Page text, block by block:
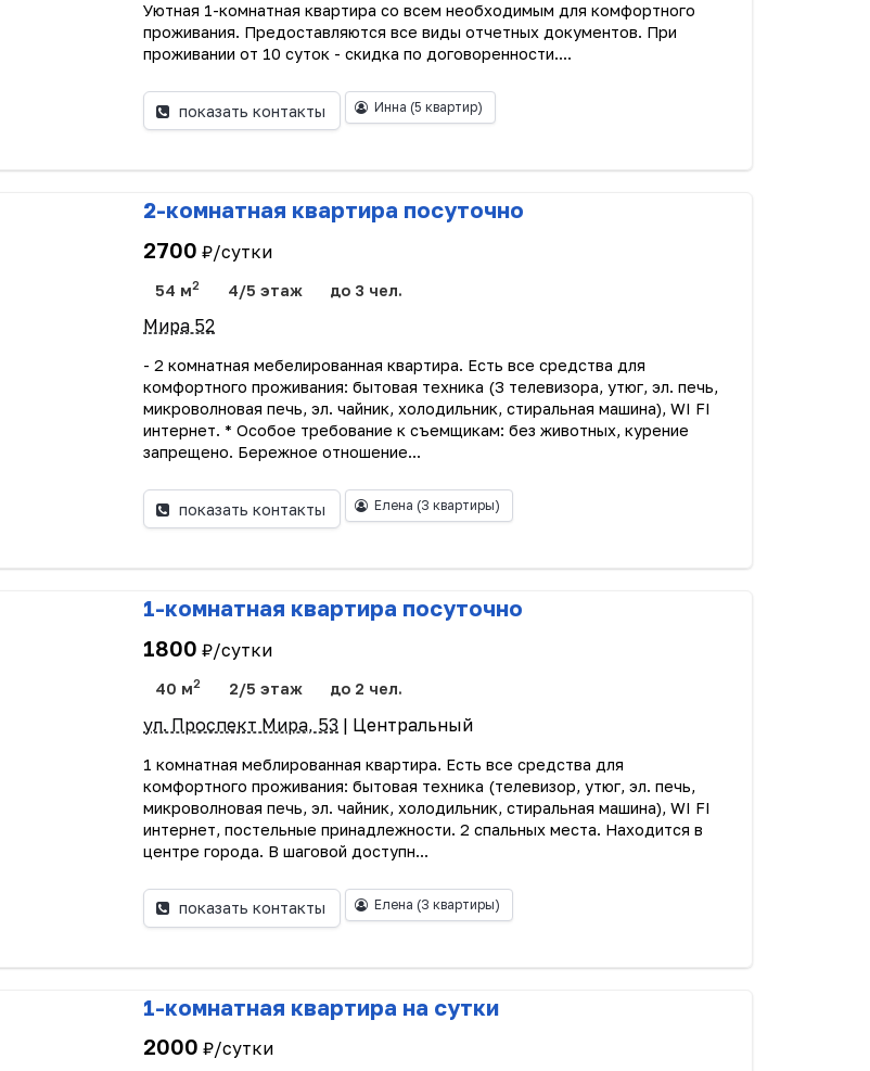
Уютная 1-комнатная квартира со всем необходимым для комфортного
проживания. Предоставляются все виды отчетных документов. При
проживании от 10 суток - скидка по договоренности....
показать контакты Инна (5 квартир)
2-комнатная квартира посуточно
2700 ₽/сутки
54 м2 4/5 этаж до 3 чел.
Мира 52
- 2 комнатная мебелированная квартира. Есть все средства для
комфортного проживания: бытовая техника (3 телевизора, утюг, эл. печь,
микроволновая печь, эл. чайник, холодильник, стиральная машина), WI FI
интернет. * Особое требование к съемщикам: без животных, курение
запрещено. Бережное отношение...
показать контакты Елена (3 квартиры)
1-комнатная квартира посуточно
1800 ₽/сутки
40 м2 2/5 этаж до 2 чел.
ул. Проспект Мира, 53 | Центральный
1 комнатная меблированная квартира. Есть все средства для
комфортного проживания: бытовая техника (телевизор, утюг, эл. печь,
микроволновая печь, эл. чайник, холодильник, стиральная машина), WI FI
интернет, постельные принадлежности. 2 спальных места. Находится в
центре города. В шаговой доступн...
показать контакты Елена (3 квартиры)
1-комнатная квартира на сутки
2000 ₽/сутки